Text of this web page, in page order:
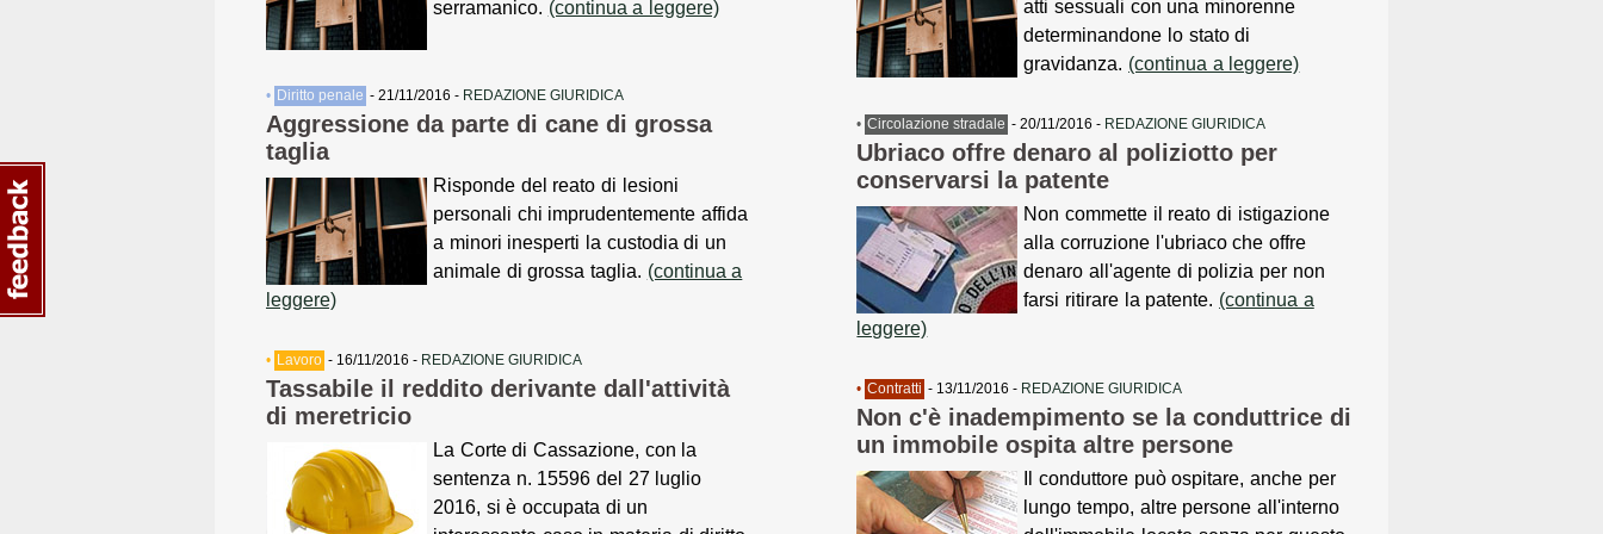
serramanico. (continua a leggere)
• Diritto penale - 21/11/2016 - REDAZIONE GIURIDICA
Aggressione da parte di cane di grossa
taglia
Risponde del reato di lesioni
personali chi imprudentemente affida
a minori inesperti la custodia di un
animale di grossa taglia. (continua a
leggere)
• Lavoro - 16/11/2016 - REDAZIONE GIURIDICA
Tassabile il reddito derivante dall'attività
di meretricio
La Corte di Cassazione, con la
sentenza n. 15596 del 27 luglio
2016, si è occupata di un
atti sessuali con una minorenne
determinandone lo stato di
gravidanza. (continua a leggere)
• Circolazione stradale - 20/11/2016 - REDAZIONE GIURIDICA
Ubriaco offre denaro al poliziotto per
conservarsi la patente
Non commette il reato di istigazione
alla corruzione l'ubriaco che offre
denaro all'agente di polizia per non
farsi ritirare la patente. (continua a
leggere)
• Contratti - 13/11/2016 - REDAZIONE GIURIDICA
Non c'è inadempimento se la conduttrice di
un immobile ospita altre persone
Il conduttore può ospitare, anche per
lungo tempo, altre persone all'interno